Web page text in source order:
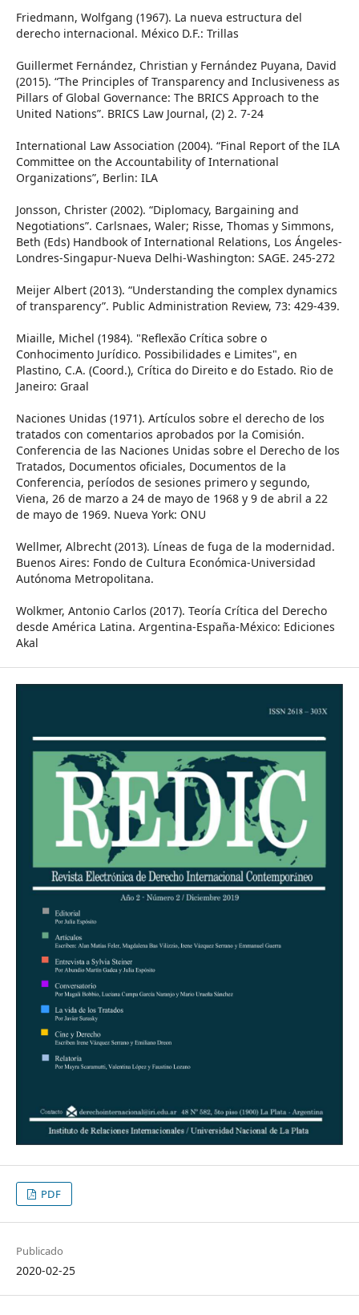
Friedmann, Wolfgang (1967). La nueva estructura del
derecho internacional. México D.F.: Trillas
Guillermet Fernández, Christian y Fernández Puyana, David
(2015). “The Principles of Transparency and Inclusiveness as
Pillars of Global Governance: The BRICS Approach to the
United Nations”. BRICS Law Journal, (2) 2. 7-24
International Law Association (2004). “Final Report of the ILA
Committee on the Accountability of International
Organizations”, Berlin: ILA
Jonsson, Christer (2002). “Diplomacy, Bargaining and
Negotiations”. Carlsnaes, Waler; Risse, Thomas y Simmons,
Beth (Eds) Handbook of International Relations, Los Ángeles-
Londres-Singapur-Nueva Delhi-Washington: SAGE. 245-272
Meijer Albert (2013). “Understanding the complex dynamics
of transparency”. Public Administration Review, 73: 429-439.
Miaille, Michel (1984). "Reflexão Crítica sobre o
Conhocimento Jurídico. Possibilidades e Limites", en
Plastino, C.A. (Coord.), Crítica do Direito e do Estado. Rio de
Janeiro: Graal
Naciones Unidas (1971). Artículos sobre el derecho de los
tratados con comentarios aprobados por la Comisión.
Conferencia de las Naciones Unidas sobre el Derecho de los
Tratados, Documentos oficiales, Documentos de la
Conferencia, períodos de sesiones primero y segundo,
Viena, 26 de marzo a 24 de mayo de 1968 y 9 de abril a 22
de mayo de 1969. Nueva York: ONU
Wellmer, Albrecht (2013). Líneas de fuga de la modernidad.
Buenos Aires: Fondo de Cultura Económica-Universidad
Autónoma Metropolitana.
Wolkmer, Antonio Carlos (2017). Teoría Crítica del Derecho
desde América Latina. Argentina-España-México: Ediciones
Akal
PDF
Publicado
2020-02-25